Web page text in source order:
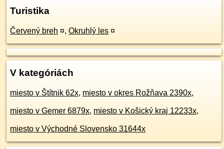
Turistika
Červený breh ¤, Okruhlý les ¤
V kategóriách
miesto v Štítnik 62x, miesto v okres Rožňava 2390x,
miesto v Gemer 6879x, miesto v Košický kraj 12233x,
miesto v Východné Slovensko 31644x